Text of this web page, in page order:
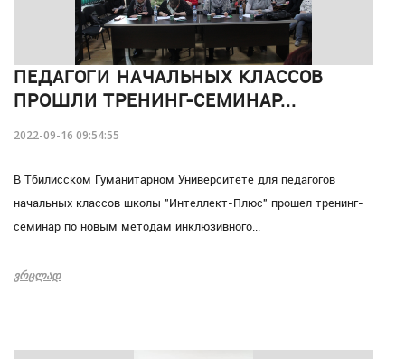
ПЕДАГОГИ НАЧАЛЬНЫХ КЛАССОВ
ПРОШЛИ ТРЕНИНГ-СЕМИНАР...
2022-09-16 09:54:55
В Тбилисском Гуманитарном Университете для педагогов
начальных классов школы "Интеллект-Плюс" прошел тренинг-
семинар по новым методам инклюзивного...
ᲕᲠᲪᲚᲐᲓ